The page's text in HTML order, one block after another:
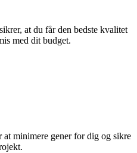
at du får den bedste kvalitet
med dit budget.
minimere gener for dig og sikre